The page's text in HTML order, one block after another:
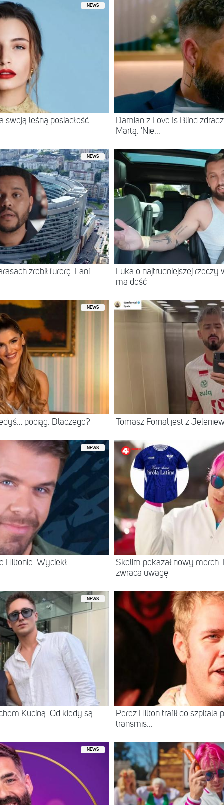
NEWS
leśną posiadłość.
Damian z Love Is Blind
Martą. 'Nie...
NEWS
zrobił furorę. Fani
Luka o najtrudniejszej rzeczy
ma dość
NEWS
pociąg. Dlaczego? Tomasz Fornal jest z
NEWS
Hiltonie. Wyciekł
Skolim pokazał nowy
zwraca uwagę
NEWS
Kuciną. Od kiedy są
Perez Hilton trafił do szpitala
transmis...
NEWS